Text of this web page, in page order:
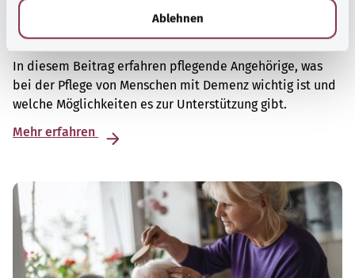
Ablehnen
Pflege von Menschen mit Demenz
In diesem Beitrag erfahren pflegende Angehörige, was
bei der Pflege von Menschen mit Demenz wichtig ist und
welche Möglichkeiten es zur Unterstützung gibt.
Mehr erfahren